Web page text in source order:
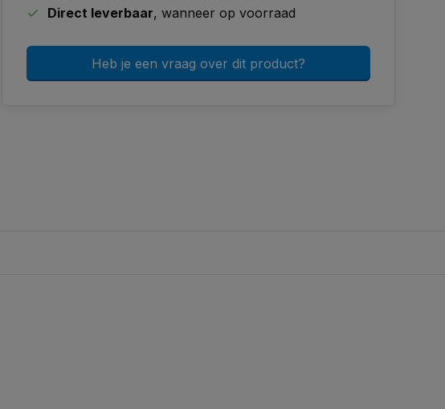
Direct leverbaar, wanneer op voorraad
Heb je een vraag over dit product?